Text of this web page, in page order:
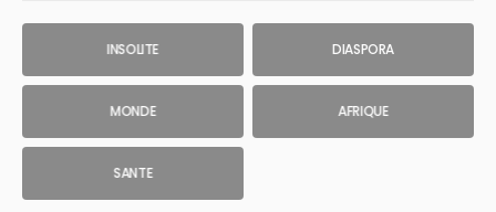
INSOLITE DIASPORA
MONDE AFRIQUE
SANTE